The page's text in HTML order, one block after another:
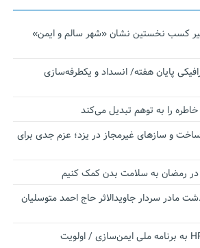
کسب نخستین نشان «شهر سالم و ایمن»
پایان هفته/ انسداد و یکطرفه‌سازی
خاطره را به توهم تبدیل می‌کند
و سازهای غیرمجاز در یزد؛ عزم جدی برای
رمضان به سلامت بدن کمک کنیم
مادر سردار جاویدالاثر حاج احمد متوسلیان
بررسی ورود واکسن HPV به برنامه ملی ایمن‌سازی / اولویت